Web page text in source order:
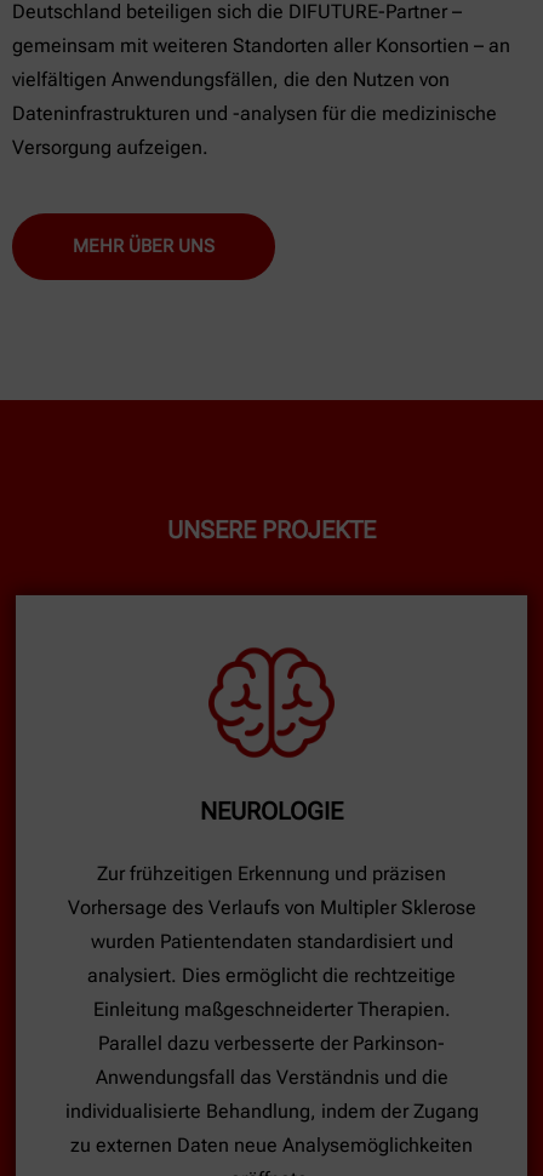
Deutschland beteiligen sich die DIFUTURE-Partner –
gemeinsam mit weiteren Standorten aller Konsortien – an
vielfältigen Anwendungsfällen, die den Nutzen von
Dateninfrastrukturen und -analysen für die medizinische
Versorgung aufzeigen.
MEHR ÜBER UNS
UNSERE PROJEKTE
NEUROLOGIE
Zur frühzeitigen Erkennung und präzisen
Vorhersage des Verlaufs von Multipler Sklerose
wurden Patientendaten standardisiert und
analysiert. Dies ermöglicht die rechtzeitige
Einleitung maßgeschneiderter Therapien.
Parallel dazu verbesserte der Parkinson-
Anwendungsfall das Verständnis und die
individualisierte Behandlung, indem der Zugang
zu externen Daten neue Analysemöglichkeiten